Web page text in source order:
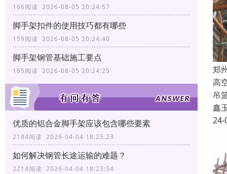
166阅读 2026-08-05 20:24:57
脚手架扣件的使用技巧都有哪些
159阅读 2026-08-05 20:24:40
脚手架钢管基础施工要点
165阅读 2026-08-05 20:24:25
优质的铝合金脚手架应该包含哪些要素
2184阅读 2026-04-04 18:25:23
如何解决钢管长途运输的难题？
2214阅读 2026-04-04 18:23:54
郑
高
吊
鑫
24-